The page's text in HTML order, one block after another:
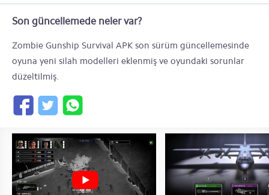
Son güncellemede neler var?
Zombie Gunship Survival APK son sürüm güncellemesinde
oyuna yeni silah modelleri eklenmiş ve oyundaki sorunlar
düzeltilmiş.